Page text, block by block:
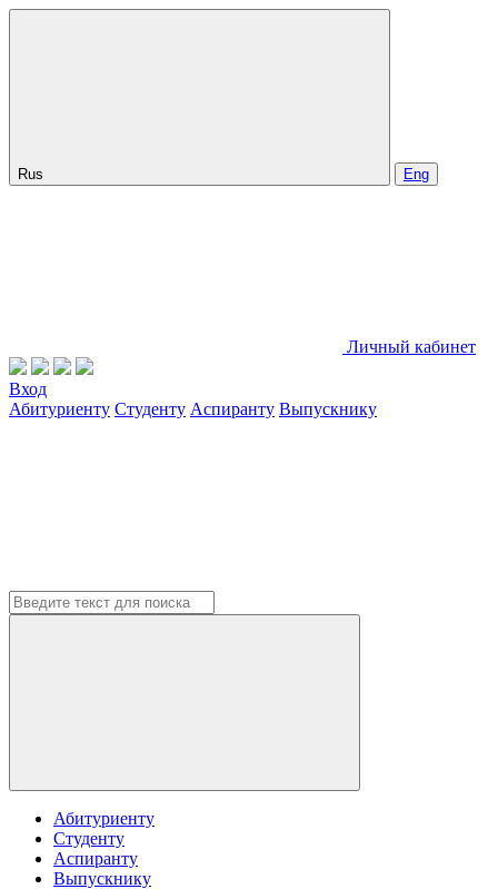
Rus Eng
Личный кабинет
Вход
Абитуриенту Студенту Аспиранту Выпускнику
Абитуриенту
Студенту
Аспиранту
Выпускнику